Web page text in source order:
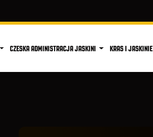
CZESKA ADMINISTRACJA JASKINI KRAS I JASKINIE